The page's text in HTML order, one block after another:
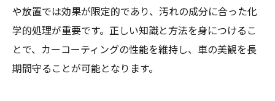
や放置では効果が限定的であり、汚れの成分に合った化
学的処理が重要です。正しい知識と方法を身につけるこ
とで、カーコーティングの性能を維持し、車の美観を長
期間守ることが可能となります。